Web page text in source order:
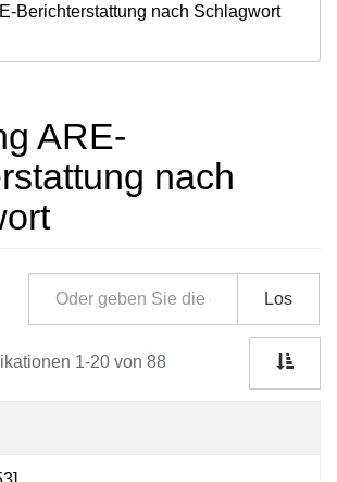
Berichterstattung nach Schlagwort
ARE-
nach
Los
1-20 von 88